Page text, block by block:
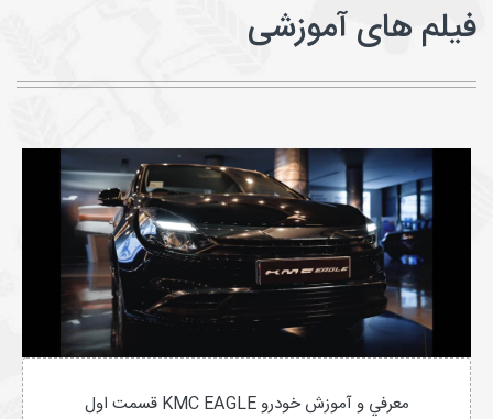
فیلم های آموزشی
معرفي و آموزش خودرو KMC EAGLE قسمت اول